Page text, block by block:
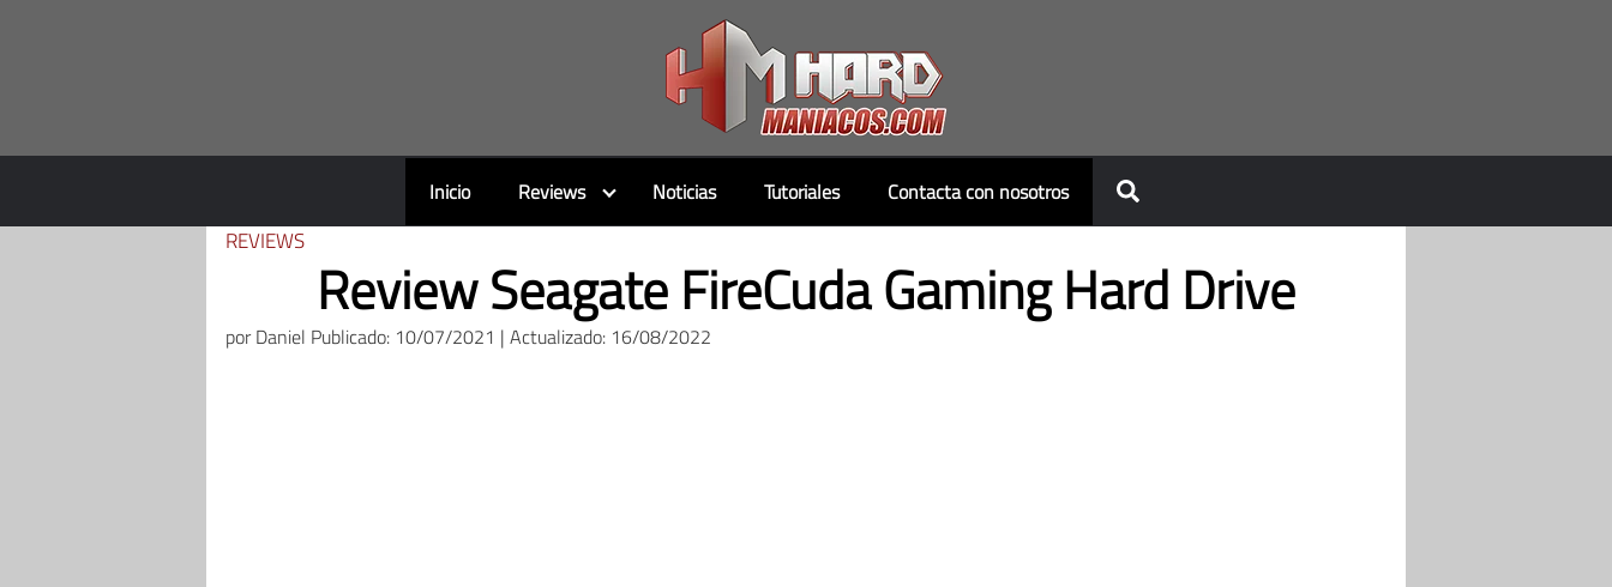
Inicio Reviews Noticias Tutoriales Contacta con nosotros
REVIEWS
Review Seagate FireCuda Gaming Hard Drive
porDaniel Publicado: 10/07/2021 | Actualizado: 16/08/2022